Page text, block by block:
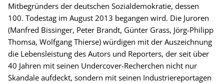
Mitbegründers der deutschen Sozialdemokratie, dessen
100. Todestag im August 2013 begangen wird. Die Juroren
(Manfred Bissinger, Peter Brandt, Günter Grass, Jörg-Philipp
Thomsa, Wolfgang Thierse) würdigen mit der Auszeichnung
die Lebensleistung des Autors und Reporters, der seit über
40 Jahren mit seinen Undercover-Recherchen nicht nur
Skandale aufdeckt, sondern mit seinen Industriereportagen